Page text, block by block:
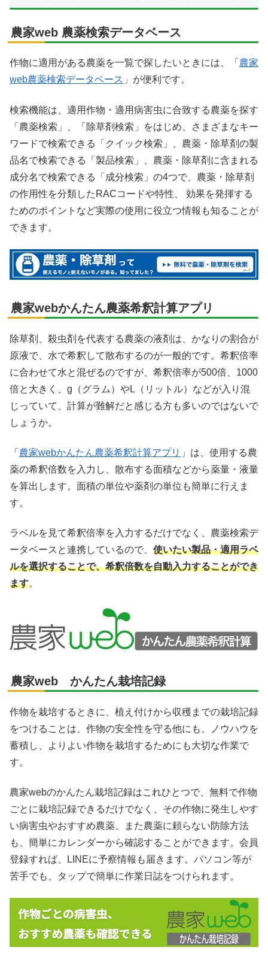
農家web 農薬検索データベース
作物に適用がある農薬を一覧で探したいときには、「 農家
web農薬検索データベース 」が便利です。
検索機能は、適用作物・適用病害虫に合致する農薬を探す
「農薬検索」、「除草剤検索」をはじめ、さまざまなキー
ワードで検索できる「クイック検索」、農薬・除草剤の製
品名で検索できる「製品検索」、農薬・除草剤に含まれる
成分名で検索できる「成分検索」の4つで、農薬・除草剤
の作用性を分類したRACコードや特性、 効果を発揮する
ためのポイントなど実際の使用に役立つ情報も知ることが
できます。
農家webかんたん農薬希釈計算アプリ
除草剤、殺虫剤を代表する農薬の液剤は、かなりの割合が
原液で、水で希釈して散布するのが一般的です。希釈倍率
に合わせて水と混ぜるのですが、希釈倍率が500倍、1000
倍と大きく、g（グラム）やL（リットル）などが入り混
じっていて、計算が難解だと感じる方も多いのではないで
しょうか。
「 農家webかんたん農薬希釈計算アプリ 」は、使用する農
薬の希釈倍数を入力し、散布する面積などから薬量・液量
を算出します。面積の単位や薬剤の単位も簡単に行えま
す。
ラベルを見て希釈倍率を入力するだけでなく、農薬検索デ
ータベースと連携しているので、 使いたい製品・適用ラベ
ルを選択することで、希釈倍数を自動入力することができ
ます。
農家web かんたん栽培記録
作物を栽培するときに、植え付けから収穫までの栽培記録
をつけることは、作物の安全性を守る他にも、ノウハウを
蓄積し、よりよい作物を栽培するためにも大切な作業で
す。
農家webのかんたん栽培記録はこれひとつで、無料で作物
ごとに栽培記録できるだけでなく、その作物に発生しやす
い病害虫やおすすめ農薬、また農薬に頼らない防除方法
も、簡単にカレンダーから確認することができます。会員
登録すれば、LINEに予察情報も届きます。パソコン等が
苦手でも、タップで簡単に作業日誌をつけられます。